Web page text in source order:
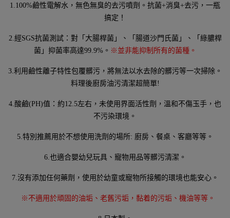
1.100%鹼性電解水，無色無臭的去污噴劑。抗菌+消臭+去污，一瓶
搞定！
2.經SGS抗菌測試：對「大腸桿菌」、「腸道沙門氏菌」、「綠膿桿
菌」抑菌率高達99.9%。 ※並非能抑制所有的菌種。
3.利用鹼性離子特性包覆髒污，將無法以水去除的髒污等一次掃除。
料理後廚房油污清潔超簡單!
4.酸鹼(PH)值：約12.5左右，未使用界面活性劑，溫和不傷玉手，也
不污染環境。
5.特別推薦用於不想使用洗劑的場所: 廚房、餐桌、客廳等等。
6.也適合嬰幼兒玩具、寵物用品等髒污清潔。
7.沒有添加任何藥劑，使用於幼童或寵物所接觸的環境也能安心。
※不適用於頑固的油垢、老舊污垢，黏着的污垢、機油等等。